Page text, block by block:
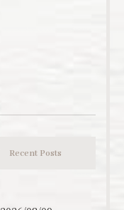
Recent Posts